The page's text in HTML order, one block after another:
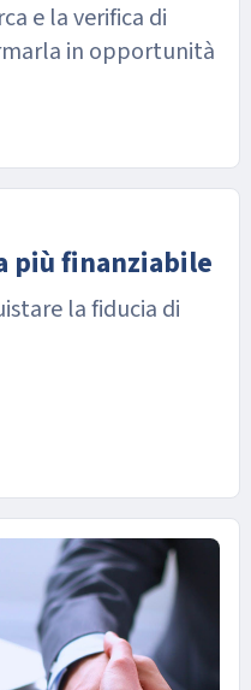
e la verifica di
in opportunità
più finanziabile
la fiducia di